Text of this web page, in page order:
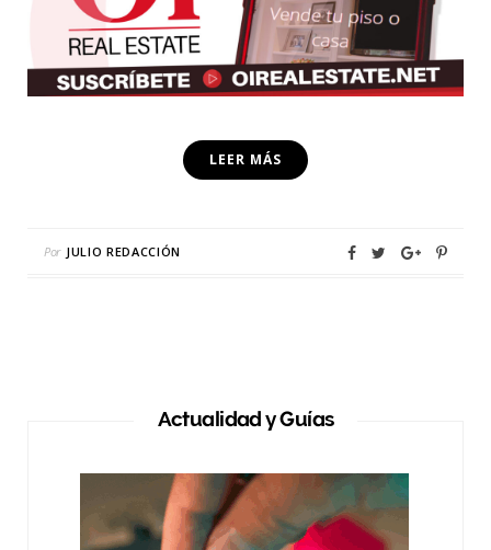
LEER MÁS
Por JULIO REDACCIÓN
Actualidad y Guías